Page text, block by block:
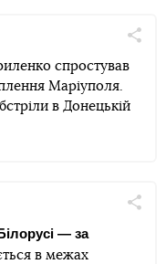
Twitter
спростував
Маріуполя.
в Донецькій
Twitter
— за
в межах